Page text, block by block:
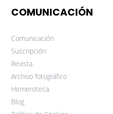
COMUNICACIÓN
Comunicación
Suscripción
Revista
Archivo fotográfico
Hemeroteca
Blog